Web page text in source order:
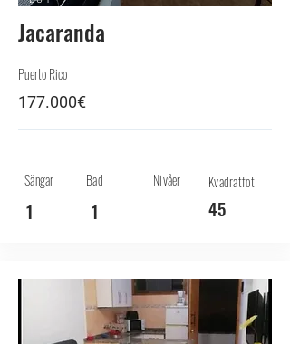
Jacaranda
Puerto Rico
177.000€
Sängar Bad Nivåer Kvadratfot
1 1 45